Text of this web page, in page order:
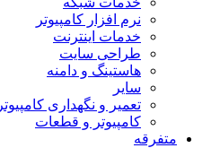
نرم افزار کامپیوتر
خدمات اینترنت
طراحی سایت
هاستینگ و دامنه
سایر
تعمیر و نگهداری کامپیوتر
کامپیوتر و قطعات
متفرقه